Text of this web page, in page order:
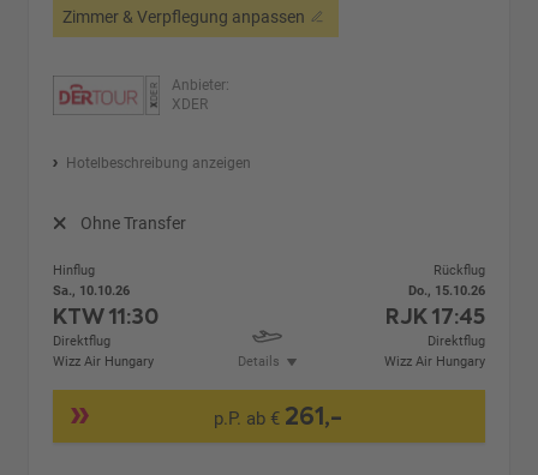
Zimmer & Verpflegung anpassen
Anbieter:
XDER
Hotelbeschreibung anzeigen
Ohne Transfer
Hinflug
Sa., 10.10.26
KTW11:30
Direktflug
Wizz Air Hungary
Details
Rückflug
Do., 15.10.26
RJK17:45
Direktflug
Wizz Air Hungary
p.P. ab € 261,-